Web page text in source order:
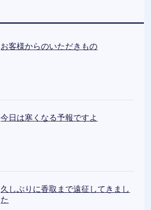
お客様からのいただきもの
今日は寒くなる予報ですよ
久しぶりに香取まで遠征してきまし
た